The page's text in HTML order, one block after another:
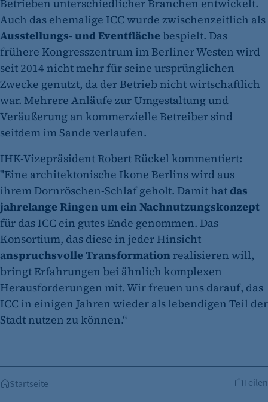
Betrieben unterschiedlicher Branchen entwickelt.
Auch das ehemalige ICC wurde zwischenzeitlich als
Ausstellungs- und Eventfläche bespielt. Das
frühere Kongresszentrum im Berliner Westen wird
seit 2014 nicht mehr für seine ursprünglichen
Zwecke genutzt, da der Betrieb nicht wirtschaftlich
war. Mehrere Anläufe zur Umgestaltung und
Veräußerung an kommerzielle Betreiber sind
seitdem im Sande verlaufen.
IHK-Vizepräsident Robert Rückel kommentiert:
"Eine architektonische Ikone Berlins wird aus
ihrem Dornröschen-Schlaf geholt. Damit hatdas
jahrelange Ringen um ein Nachnutzungskonzept
für das ICC ein gutes Ende genommen. Das
Konsortium, das diese in jeder Hinsicht
anspruchsvolle Transformation realisieren will,
bringt Erfahrungen bei ähnlich komplexen
Herausforderungen mit. Wir freuen uns darauf, das
ICC in einigen Jahren wieder als lebendigen Teil der
Stadt nutzen zu können.“
Startseite Teilen